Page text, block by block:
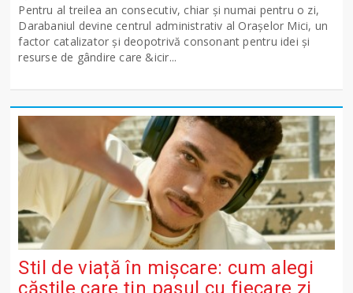
Pentru al treilea an consecutiv, chiar și numai pentru o zi,
Darabaniul devine centrul administrativ al Orașelor Mici, un
factor catalizator și deopotrivă consonant pentru idei și
resurse de gândire care &icir...
Stil de viață în mișcare: cum alegi
căștile care țin pasul cu fiecare zi